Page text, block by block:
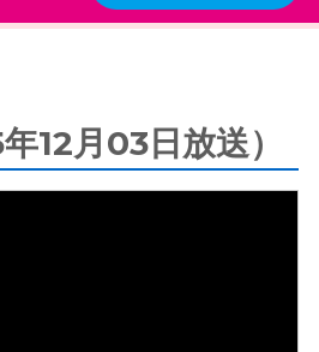
12月03日放送）